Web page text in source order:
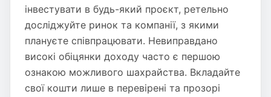
інвестувати в будь-який проєкт, ретельно
досліджуйте ринок та компанії, з якими
плануєте співпрацювати. Невиправдано
високі обіцянки доходу часто є першою
ознакою можливого шахрайства. Вкладайте
свої кошти лише в перевірені та прозорі